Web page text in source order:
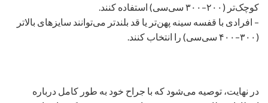
کوچک‌تر (۲۰۰–۳۰۰ سی‌سی) استفاده کنند.
– افرادی با قفسه سینه پهن‌تر یا قد بلندتر می‌توانند سایزهای بالاتر
(۳۰۰–۴۰۰ سی‌سی) را انتخاب کنند.
در نهایت، توصیه می‌شود که با جراح خود به طور کامل درباره